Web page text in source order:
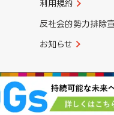
利用規約
反社会的勢力排除
お知らせ